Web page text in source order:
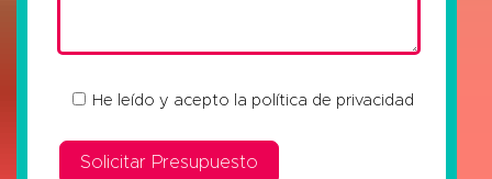
He leído y acepto la política de privacidad